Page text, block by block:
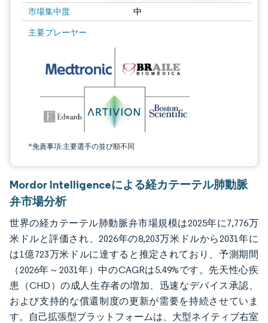
市場集中度 中
主要プレーヤー
*免責事項:主要選手の並び順不同
画像 © Mordor Intelligence。再利用にはCC BY 4.0の表示が必要です。
Mordor Intelligenceによる経カテーテル肺動脈
弁市場分析
世界の経カテーテル肺動脈弁市場規模は2025年に7,776万
米ドルと評価され、2026年の8,203万米ドルから2031年に
は1億723万米ドルに達すると推定されており、予測期間
（2026年～2031年）中のCAGRは5.49%です。先天性心疾
患（CHD）の成人生存者の増加、迅速なデバイス承認、
および支持的な償還制度の更新が需要を持続させていま
す。自己拡張型プラットフォームは、大型ネイティブ右室